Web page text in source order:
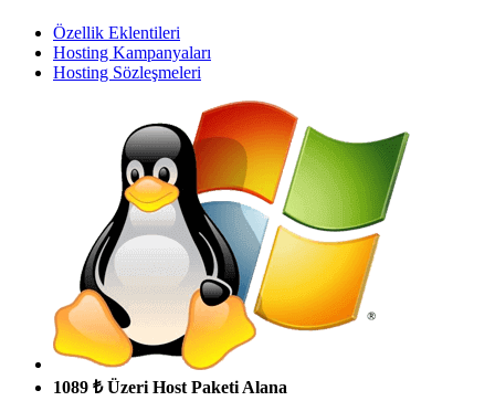
Özellik Eklentileri
Hosting Kampanyaları
Hosting Sözleşmeleri
1089 ₺ Üzeri Host Paketi Alana